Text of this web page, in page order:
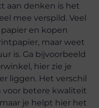
aan denken is het
mee verspild. Veel
en kopen
maar weet
is. Ga bijvoorbeeld
hier zie je
liggen. Het verschil
voor betere kwaliteit
je helpt hier het